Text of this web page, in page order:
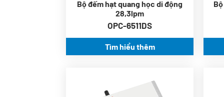
Bộ đếm hạt quang học di động
28,3lpm
OPC-6511DS
Tìm hiểu thêm
Đầu ra 6 kênh: 0.3μm,
0.5μm, 1.0μm, 2.5μm,